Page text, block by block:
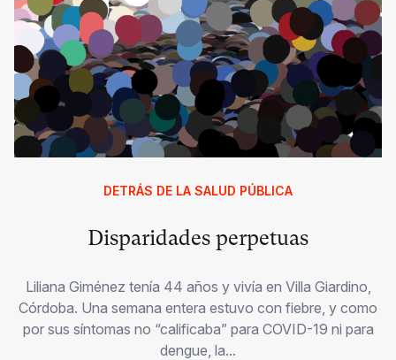
DETRÁS DE LA SALUD PÚBLICA
Disparidades perpetuas
Liliana Giménez tenía 44 años y vivía en Villa Giardino,
Córdoba. Una semana entera estuvo con fiebre, y como
por sus síntomas no “calificaba” para COVID-19 ni para
dengue, la...